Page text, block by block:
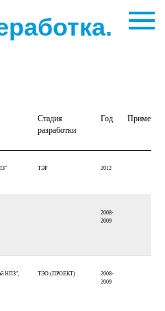
Стадия
разработки
Год
ТЭР 2012
2008-
2009
НПЗ",
ТЭО (ПРОЕКТ)
2008-
2009